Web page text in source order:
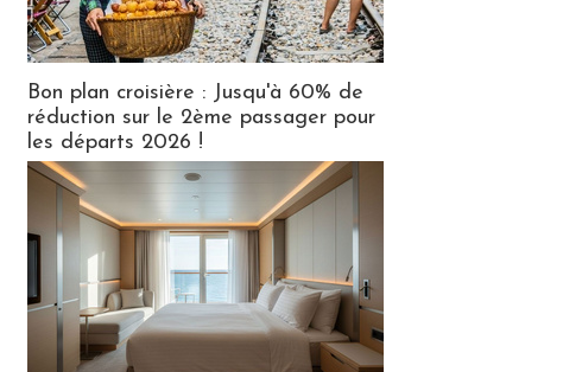
Bon plan croisière : Jusqu'à 60% de
réduction sur le 2ème passager pour
les départs 2026 !